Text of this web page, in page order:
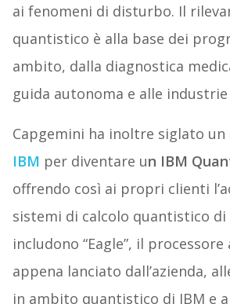
ai fenomeni di disturbo. Il
quantistico è alla base dei
ambito, dalla diagnostica
guida autonoma e alle
Capgemini ha inoltre siglato un
IBM per diventare un IBM
offrendo così ai propri clienti
sistemi di calcolo quantistico di
includono “Eagle”, il
appena lanciato dall’azienda,
in ambito quantistico di IBM e